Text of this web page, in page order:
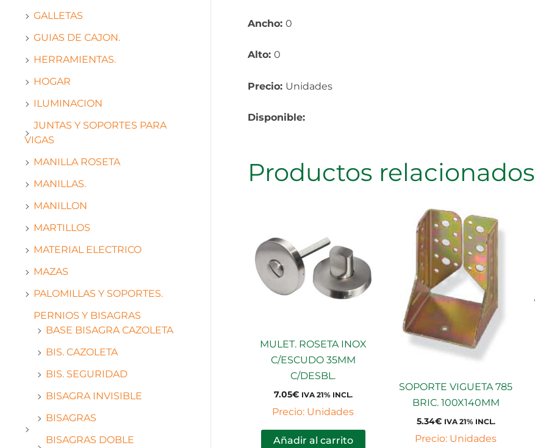
GALLETAS
GUIAS DE CAJON.
HERRAMIENTAS.
HOGAR
ILUMINACION
JUNTAS Y SOPORTES PARA
VIGAS
MANILLA ROSETA
MANILLAS.
MANILLON
MARTILLOS
MATERIAL ELECTRICO
MAZAS
PALOMILLAS Y SOPORTES.
PERNIOS Y BISAGRAS
BASE BISAGRA CAZOLETA
BIS. CAZOLETA
BIS. SEGURIDAD
BISAGRA INVISIBLE
BISAGRAS
BISAGRAS DOBLE
Ancho: 0
Alto: 0
Precio: Unidades
Disponible:
Productos relacionados
MULET. ROSETA INOX
C/ESCUDO 35MM
C/DESBL.
7.05€ IVA 21% INCL.
Precio: Unidades
Añadir al carrito
SOPORTE VIGUETA 785
BRIC. 100X140MM
5.34€ IVA 21% INCL.
Precio: Unidades